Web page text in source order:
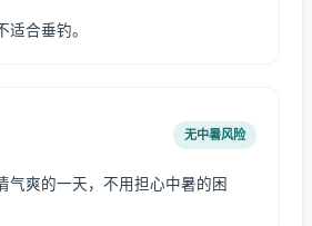
适合垂钓。
无中暑风险
气爽的一天，不用担心中暑的困